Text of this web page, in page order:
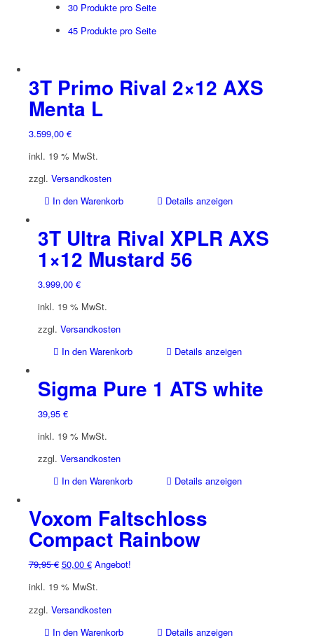
30 Produkte pro Seite
45 Produkte pro Seite
3T Primo Rival 2×12 AXS
Menta L
3.599,00 €
inkl. 19 % MwSt.
zzgl. Versandkosten
In den Warenkorb
Details anzeigen
3T Ultra Rival XPLR AXS
1×12 Mustard 56
3.999,00 €
inkl. 19 % MwSt.
zzgl. Versandkosten
In den Warenkorb
Details anzeigen
Sigma Pure 1 ATS white
39,95 €
inkl. 19 % MwSt.
zzgl. Versandkosten
In den Warenkorb
Details anzeigen
Voxom Faltschloss
Compact Rainbow
79,95€ Ursprünglicher
war:
79,95 €
50,00 €Aktueller
ist:
50,00 €.
Angebot!
inkl. 19 % MwSt.
zzgl. Versandkosten
In den Warenkorb
Details anzeigen